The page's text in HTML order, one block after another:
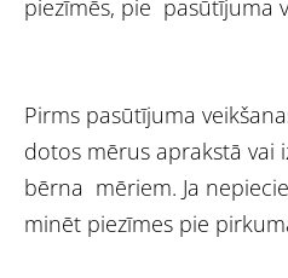
piezīmēs, pie pasūtījuma
Pirms pasūtījuma
dotos mērus aprakstā vai
bērna mēriem. Ja
minēt piezīmes pie